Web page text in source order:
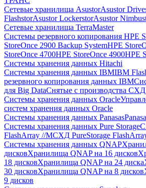
Сетевые хранилища AsustorAsustor
FlashstorAsustor LockerstorAsustor
Сетевые хранилища TerraMaster
Системы резервного копирования HPE
StoreOnce 2900 Backup SystemHPE
StoreOnce 4700HPE StoreOnce 4900HPE
Системы хранения данных Hitachi
Системы хранения данных IBMIBM
резервного копирования данных IBM
для Big DataСнятые с производства
Системы хранения данных Oracle
систем хранения данных Oracle
Системы хранения данных Panasas
Системы хранения данных Pure Storage
FlashArray //MСХД PureStorage
Системы хранения данных QNAP
дисковХранилища QNAP на 16 дисков
18 дисковХранилища QNAP на 24 диска
30 дисковХранилища QNAP на 8 дисков
9 дисков